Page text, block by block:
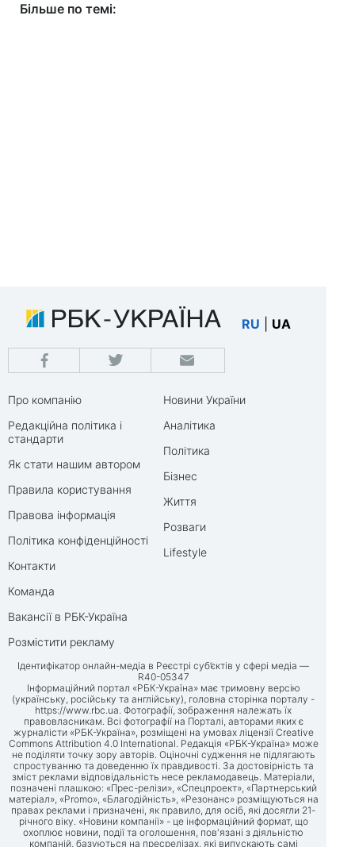
Більше по темі:
RU UA
Про компанію
Редакційна політика і
стандарти
Як стати нашим автором
Правила користування
Правова інформація
Політика конфіденційності
Контакти
Команда
Вакансії в РБК-Україна
Розмістити рекламу
Новини України
Аналітика
Політика
Бізнес
Життя
Розваги
Lifestyle
Ідентифікатор онлайн-медіа в Реєстрі суб’єктів у сфері медіа —
R40-05347
Інформаційний портал «РБК-Україна» має тримовну версію
(українську, російську та англійську), головна сторінка порталу -
https://www.rbc.ua. Фотографії, зображення належать їх
правовласникам. Всі фотографії на Порталі, авторами яких є
журналісти «РБК-Україна», розміщені на умовах ліцензії Creative
Commons Attribution 4.0 International. Редакція «РБК-Україна» може
не поділяти точку зору авторів. Оціночні судження не підлягають
спростуванню та доведенню їх правдивості. За достовірність та
зміст реклами відповідальність несе рекламодавець. Матеріали,
позначені плашкою: «Прес-релізи», «Спецпроект», «Партнерський
матеріал», «Promo», «Благодійність», «Резонанс» розміщуються на
правах реклами і призначені, як правило, для осіб, які досягли 21-
річного віку. «Новини компанії» - це інформаційний формат, що
охоплює новини, події та оголошення, пов'язані з діяльністю
компаній, базуються на пресрелізах, які випускають самі